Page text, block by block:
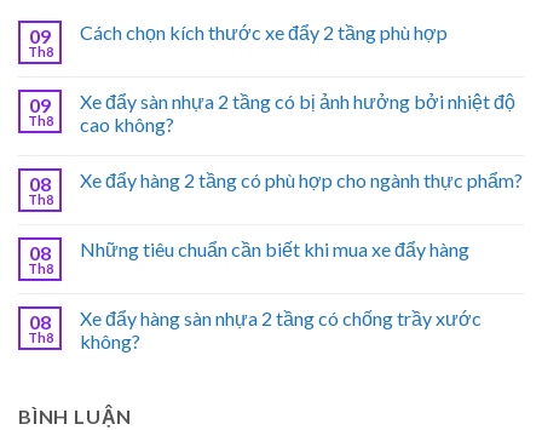
09
Th8
Cách chọn kích thước xe đẩy 2 tầng phù hợp
09
Th8
Xe đẩy sàn nhựa 2 tầng có bị ảnh hưởng bởi nhiệt độ
cao không?
08
Th8
Xe đẩy hàng 2 tầng có phù hợp cho ngành thực phẩm?
08
Th8
Những tiêu chuẩn cần biết khi mua xe đẩy hàng
08
Th8
Xe đẩy hàng sàn nhựa 2 tầng có chống trầy xước
không?
BÌNH LUẬN